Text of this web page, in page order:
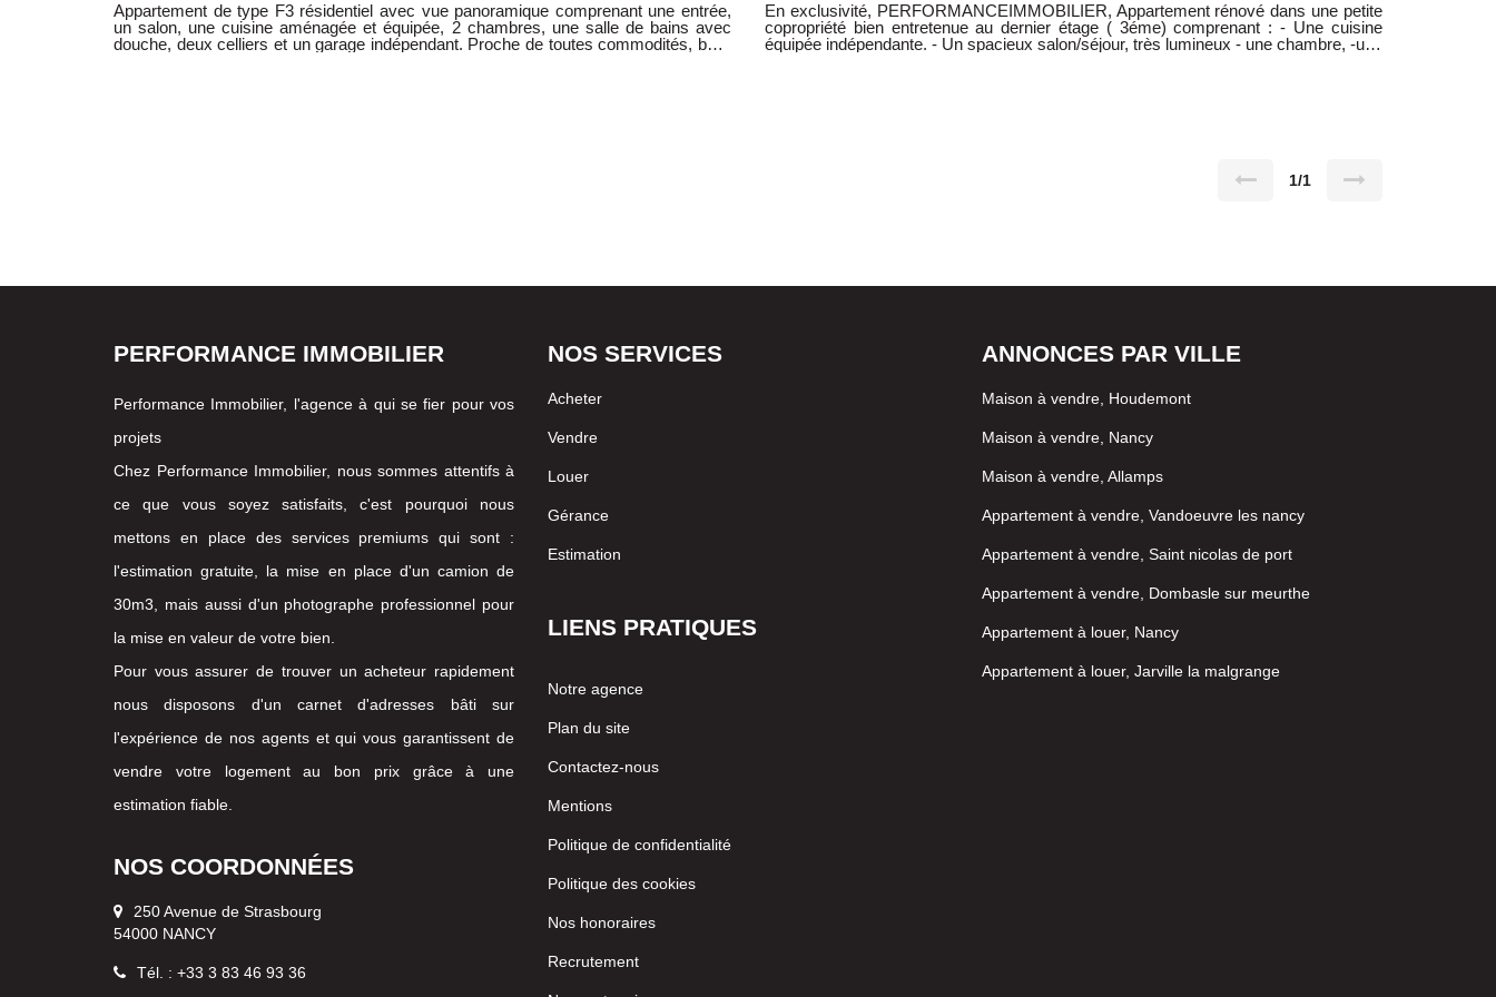
Appartement de type F3 résidentiel avec vue panoramique comprenant une entrée,
un salon, une cuisine aménagée et équipée, 2 chambres, une salle de bains avec
douche, deux celliers et un garage indépendant. Proche de toutes commodités, belle
En exclusivité, PERFORMANCEIMMOBILIER, Appartement rénové dans une petite
copropriété bien entretenue au dernier étage ( 3éme) comprenant : - Une cuisine
équipée indépendante. - Un spacieux salon/séjour, très lumineux - une chambre, -une
1/1
PERFORMANCE IMMOBILIER
Performance Immobilier, l'agence à qui se fier pour vos
projets
Chez Performance Immobilier, nous sommes attentifs à
ce que vous soyez satisfaits, c'est pourquoi nous
mettons en place des services premiums qui sont :
l'estimation gratuite, la mise en place d'un camion de
30m3, mais aussi d'un photographe professionnel pour
la mise en valeur de votre bien.
Pour vous assurer de trouver un acheteur rapidement
nous disposons d'un carnet d'adresses bâti sur
l'expérience de nos agents et qui vous garantissent de
vendre votre logement au bon prix grâce à une
estimation fiable.
NOS COORDONNÉES
250 Avenue de Strasbourg
54000 NANCY
Tél. : +33 3 83 46 93 36
NOS SERVICES
Acheter
Vendre
Louer
Gérance
Estimation
LIENS PRATIQUES
Notre agence
Plan du site
Contactez-nous
Mentions
Politique de confidentialité
Politique des cookies
Nos honoraires
Recrutement
ANNONCES PAR VILLE
Maison à vendre, Houdemont
Maison à vendre, Nancy
Maison à vendre, Allamps
Appartement à vendre, Vandoeuvre les nancy
Appartement à vendre, Saint nicolas de port
Appartement à vendre, Dombasle sur meurthe
Appartement à louer, Nancy
Appartement à louer, Jarville la malgrange